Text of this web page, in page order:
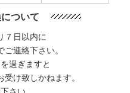
ついて
７日以内に
連絡下さい。
過ぎますと
け致しかねます。